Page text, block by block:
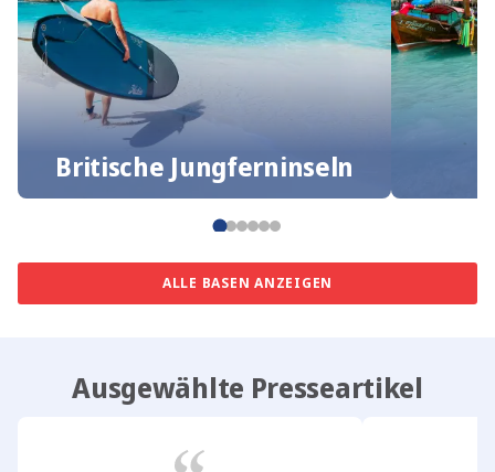
Britische Jungferninseln
ALLE BASEN ANZEIGEN
Ausgewählte Presseartikel